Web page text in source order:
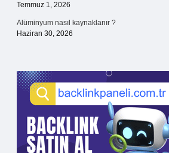
Temmuz 1, 2026
Alüminyum nasıl kaynaklanır ?
Haziran 30, 2026